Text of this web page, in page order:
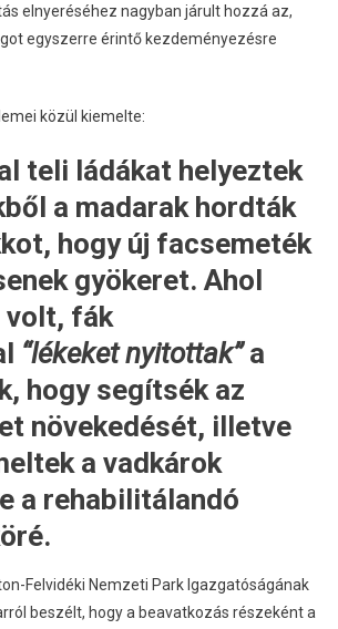
elnyeréséhez nagyban járult hozzá az,
egyszerre érintő kezdeményezésre
közül kiemelte:
teli ládákat helyeztek
a madarak hordták
hogy új facsemeték
gyökeret. Ahol
volt, fák
“lékeket nyitottak”a
hogy segítsék az
növekedését, illetve
a vadkárok
a rehabilitálandó
Felvidéki Nemzeti Park Igazgatóságának
beszélt, hogy a beavatkozás részeként a